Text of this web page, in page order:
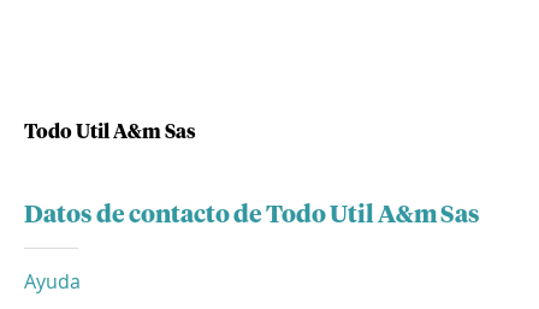
Todo Util A&m Sas
Datos de contacto de Todo Util A&m Sas
Ayuda